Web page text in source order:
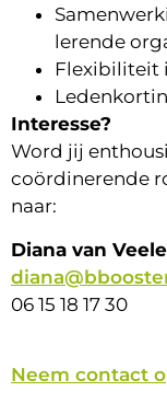
lerende
Flexibiliteit
Interesse?
Word jij
coördinerende
naar:
Diana van
06 15 18 17 30
Neem contact